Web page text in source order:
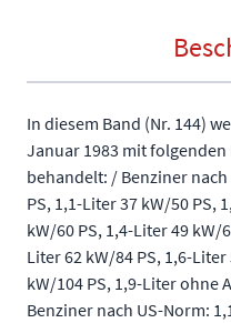
In diesem Band (Nr. 144)
Januar 1983 mit
behandelt: / Benziner
PS, 1,1-Liter 37 kW/50 PS,
kW/60 PS, 1,4-Liter 49 kW/
Liter 62 kW/84 PS, 1,6-
kW/104 PS, 1,9-Liter ohne
Benziner nach US-Norm: